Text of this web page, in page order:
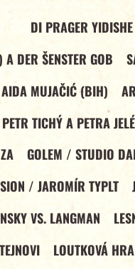
DI PRAGER YIDISHE
DER ŠENSTER GOB
AIDA MUJAČIĆ (BIH)
TICHÝ A PETRA
GOLEM / STUDIO
/ JAROMÍR TYPLT
VS. LANGMAN
LOUTKOVÁ